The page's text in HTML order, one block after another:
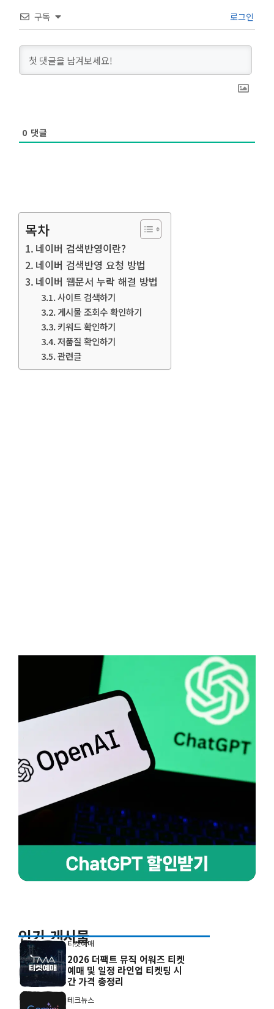
구독 로그인
0 댓글
목차
네이버 검색반영이란?
네이버 검색반영 요청 방법
네이버 웹문서 누락 해결 방법
사이트 검색하기
게시물 조회수 확인하기
키워드 확인하기
저품질 확인하기
관련글
인기 게시물
티켓예매
2026 더팩트 뮤직 어워즈 티켓
예매 및 일정 라인업 티켓팅 시
간 가격 총정리
테크뉴스